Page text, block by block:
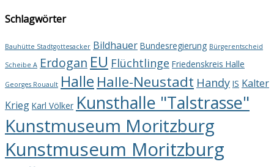
Schlagwörter
Bauhütte Stadtgottesacker Bildhauer Bundesregierung Bürgerentscheid
Scheibe A Erdogan EU Flüchtlinge Friedenskreis Halle
Georges Rouault Halle Halle-Neustadt Handy IS Kalter
Krieg Karl Völker Kunsthalle "Talstrasse"
Kunstmuseum Moritzburg
Kunstmuseum Moritzburg